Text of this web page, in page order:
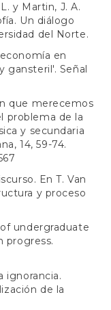
y Martin, J. A.
Un diálogo
del Norte.
en
gansteril'. Señal
que merecemos
problema de la
y secundaria
14, 59-74.
En T. Van
y proceso
undergraduate
progress.
ignorancia.
de la